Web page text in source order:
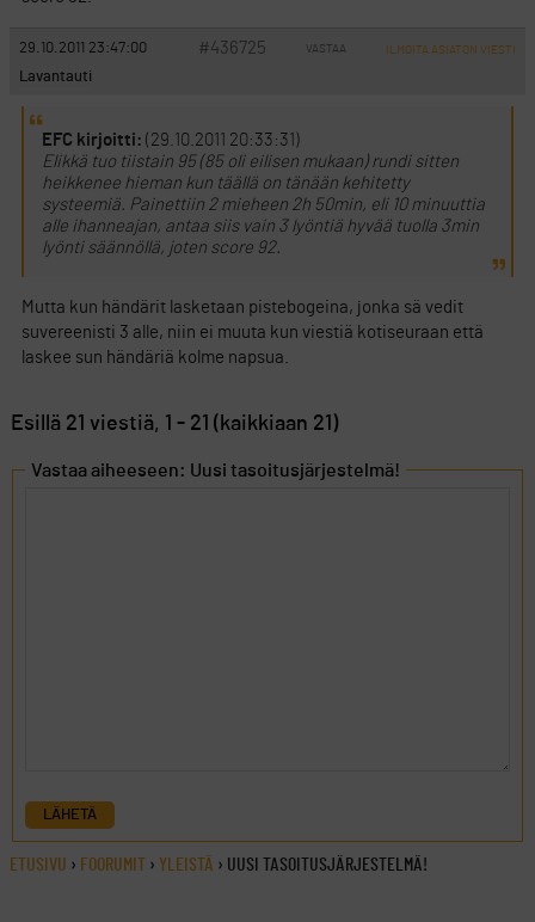
29.10.2011 23:47:00 #436725 VASTAA ILMOITA ASIATON VIESTI
Lavantauti
EFC kirjoitti: (29.10.2011 20:33:31)
Elikkä tuo tiistain 95 (85 oli eilisen mukaan) rundi sitten
heikkenee hieman kun täällä on tänään kehitetty
systeemiä. Painettiin 2 mieheen 2h 50min, eli 10 minuuttia
alle ihanneajan, antaa siis vain 3 lyöntiä hyvää tuolla 3min
lyönti säännöllä, joten score 92.
Mutta kun händärit lasketaan pistebogeina, jonka sä vedit
suvereenisti 3 alle, niin ei muuta kun viestiä kotiseuraan että
laskee sun händäriä kolme napsua.
Esillä 21 viestiä, 1 - 21 (kaikkiaan 21)
Vastaa aiheeseen: Uusi tasoitusjärjestelmä!
LÄHETÄ
ETUSIVU › FOORUMIT › YLEISTÄ › UUSI TASOITUSJÄRJESTELMÄ!